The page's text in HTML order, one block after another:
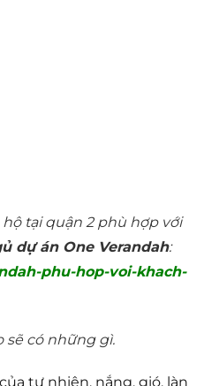
tại quận 2 phù hợp với
dự án One Verandah:
phu-hop-voi-khach-
sẽ có những gì.
tự nhiên, nắng, gió, làn